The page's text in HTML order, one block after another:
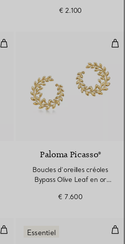
€ 2.100
Créoles Diamond Hoop
Paloma Picasso®
Boucles d’oreilles créoles
Bypass Olive Leaf en or
€ 7.600
Boucles d’oreilles en or jaune
Essentiel